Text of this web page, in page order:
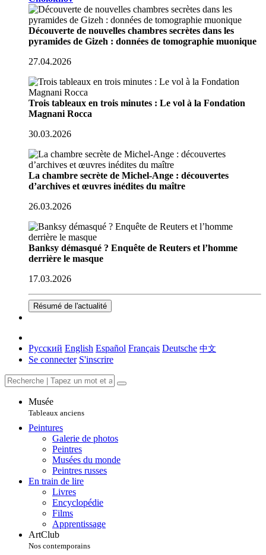
Découverte de nouvelles chambres secrètes dans les
pyramides de Gizeh : données de tomographie muonique
27.04.2026
Trois tableaux en trois minutes : Le vol à la Fondation
Magnani Rocca
30.03.2026
La chambre secrète de Michel-Ange : découvertes
d’archives et œuvres inédites du maître
26.03.2026
Banksy démasqué ? Enquête de Reuters et l’homme
derrière le masque
17.03.2026
Résumé de l'actualité
Русский English Español Français Deutsche 中文
Se connecter S'inscrire
Musée
Tableaux anciens
Peintures
Galerie de photos
Peintres
Musées du monde
Peintres russes
En train de lire
Livres
Encyclopédie
Films
Apprentissage
ArtClub
Nos contemporains